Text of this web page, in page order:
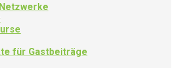
für Gastbeiträge